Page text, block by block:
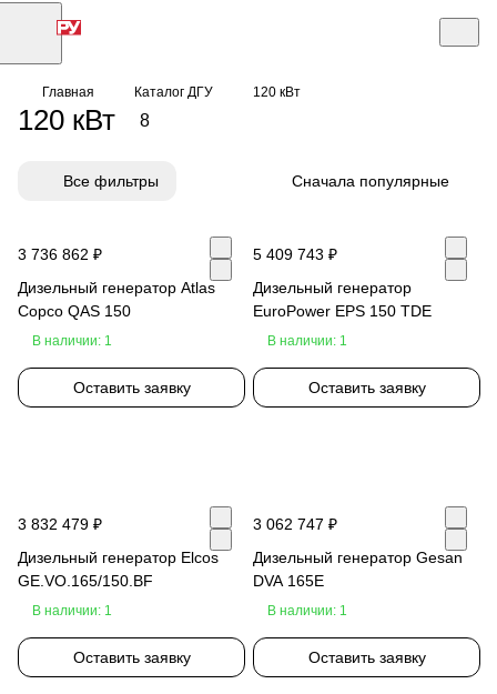
Главная Каталог ДГУ 120 кВт
120 кВт 8
Все фильтры Сначала популярные
3 736 862 ₽
Дизельный генератор Atlas
Copco QAS 150
В наличии: 1
Оставить заявку
5 409 743 ₽
Дизельный генератор
EuroPower EPS 150 TDE
В наличии: 1
Оставить заявку
3 832 479 ₽
Дизельный генератор Elcos
GE.VO.165/150.BF
В наличии: 1
Оставить заявку
3 062 747 ₽
Дизельный генератор Gesan
DVA 165E
В наличии: 1
Оставить заявку